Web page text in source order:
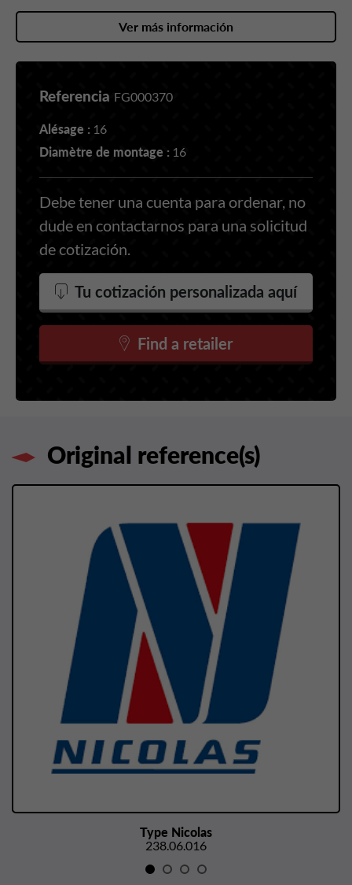
Ver más información
Referencia FG000370
Alésage : 16
Diamètre de montage : 16
Debe tener una cuenta para ordenar, no
dude en contactarnos para una solicitud
de cotización.
Tu cotización personalizada aquí
Find a retailer
Original reference(s)
Type Nicolas
238.06.016